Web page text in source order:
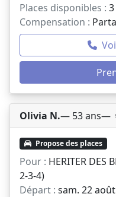
Places disponibles :
Compensation :
Olivia N.— 53 ans—
Propose des places
Pour : HERITER DES
2-3-4)
Départ : sam. 22 août